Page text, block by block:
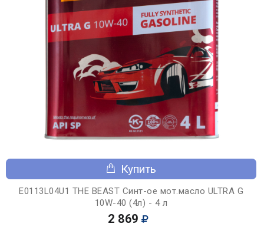
Купить
E0113L04U1 THE BEAST Синт-ое мот.масло ULTRA G
10W-40 (4л) - 4 л
2 869